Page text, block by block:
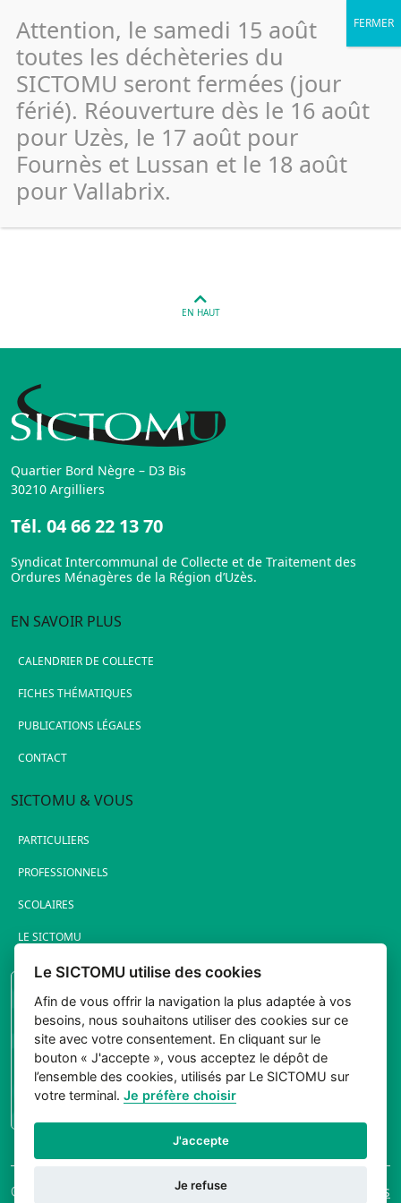
Saint Maximin – Derrière cave
coopérative (Verre)
Publié le 26 janvier 2022
EN HAUT
Quartier Bord Nègre – D3 Bis
30210 Argilliers
Tél. 04 66 22 13 70
Syndicat Intercommunal de Collecte et de Traitement des
Ordures Ménagères de la Région d’Uzès.
EN SAVOIR PLUS
CALENDRIER DE COLLECTE
FICHES THÉMATIQUES
PUBLICATIONS LÉGALES
CONTACT
SICTOMU & VOUS
PARTICULIERS
PROFESSIONNELS
SCOLAIRES
LE SICTOMU
PORTAIL ÉLUS
CONNEXION
© 2026 Sictomu. Tout
Mentions légales
Attention, le samedi 15 août
toutes les déchèteries du
SICTOMU seront fermées (jour
férié). Réouverture dès le 16 août
pour Uzès, le 17 août pour
Fournès et Lussan et le 18 août
pour Vallabrix.
Le SICTOMU utilise des cookies
Afin de vous offrir la navigation la plus adaptée à vos
besoins, nous souhaitons utiliser des cookies sur ce
site avec votre consentement. En cliquant sur le
bouton « J'accepte », vous acceptez le dépôt de
l’ensemble des cookies, utilisés par Le SICTOMU sur
votre terminal.Je préfère choisir
J'accepte
Je refuse